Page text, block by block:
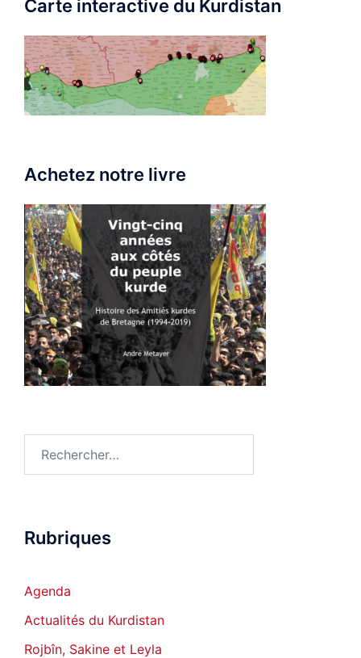
Carte interactive du Kurdistan
Achetez notre livre
Rubriques
Agenda
Actualités du Kurdistan
Rojbîn, Sakine et Leyla